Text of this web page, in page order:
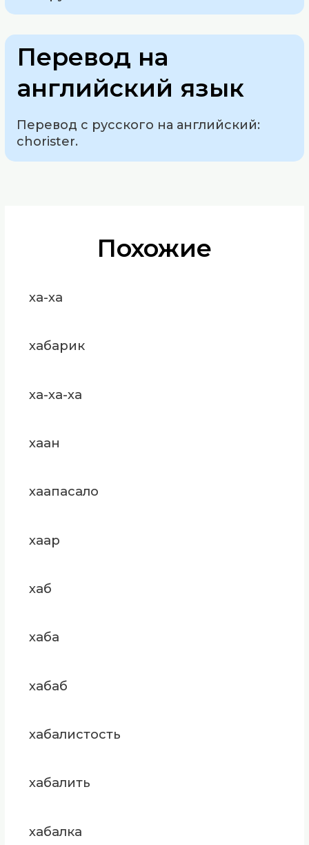
Перевод на
английский язык
Перевод с русского на английский:
chorister.
Похожие
ха-ха
хабарик
ха-ха-ха
хаан
хаапасало
хаар
хаб
хаба
хабаб
хабалистость
хабалить
хабалка